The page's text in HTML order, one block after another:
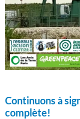
Continuons à
complète!